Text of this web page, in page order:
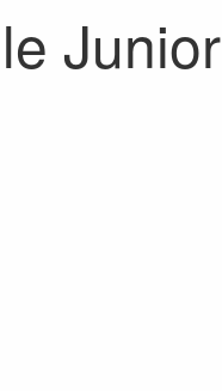
Junior